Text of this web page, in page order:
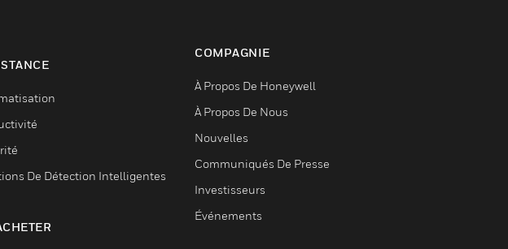
De Détection Intelligentes
COMPAGNIE
À Propos De Honeywell
À Propos De Nous
Nouvelles
Communiqués De Presse
Investisseurs
Événements